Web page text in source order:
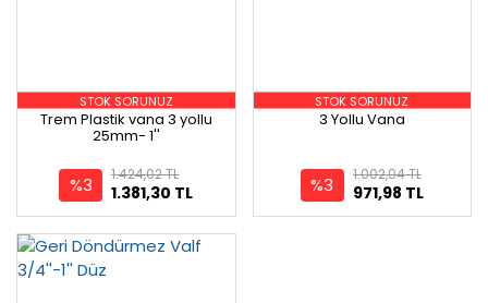
STOK SORUNUZ
Trem Plastik vana 3 yollu
25mm- 1''
%3 1.381,30 TL
1.424,02 TL
STOK SORUNUZ
3 Yollu Vana
%3 971,98 TL
1.002,04 TL